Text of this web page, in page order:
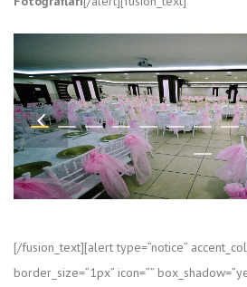
[/fusion_text][alert type=”notice”
border_size=”1px” icon=””